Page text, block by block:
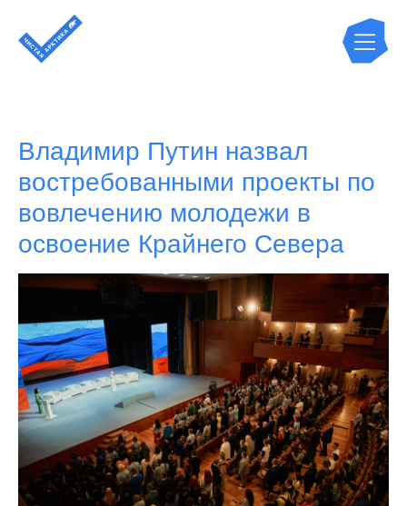
Владимир Путин назвал
востребованными проекты по
вовлечению молодежи в
освоение Крайнего Севера